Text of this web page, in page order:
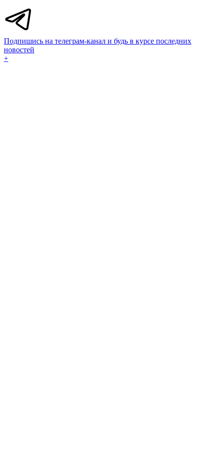
Подпишись на телеграм-канал и будь в курсе последних
новостей
+